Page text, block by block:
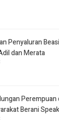
Penyaluran
dan Merata
Perempuan
Berani